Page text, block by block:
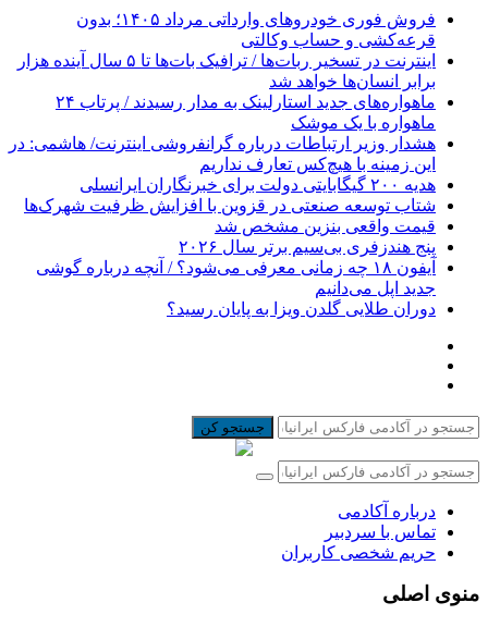
فروش فوری خودروهای وارداتی مرداد ۱۴۰۵؛ بدون
قرعه‌کشی و حساب وکالتی
اینترنت در تسخیر ربات‌ها / ترافیک بات‌ها تا ۵ سال آینده هزار
برابر انسان‌ها خواهد شد
ماهواره‌های جدید استارلینک به مدار رسیدند / پرتاب ۲۴
ماهواره با یک موشک
هشدار وزیر ارتباطات درباره گرانفروشی اینترنت/ هاشمی: در
این زمینه با هیچ‌کس تعارف نداریم
هدیه ۲۰۰ گیگابایتی دولت برای خبرنگاران ایرانسلی
شتاب توسعه صنعتی در قزوین با افزایش ظرفیت شهرک‌ها
قیمت واقعی بنزین مشخص شد
پنج هندزفری بی‌سیم برتر سال ۲۰۲۶
آیفون ۱۸ چه زمانی معرفی می‌شود؟ / آنچه درباره گوشی
جدید اپل می‌دانیم
دوران طلایی گلدن ویزا به پایان رسید؟
جستجو کن
درباره آکادمی
تماس با سردبیر
حریم شخصی کاربران
منوی اصلی